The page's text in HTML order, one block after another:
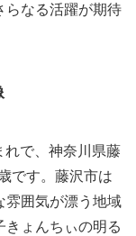
らなる活躍が期待
れで、神奈川県藤
です。藤沢市は
雰囲気が漂う地域
きょんちぃの明る